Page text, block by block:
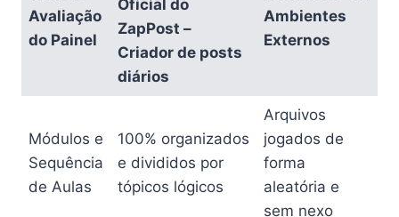
Avaliação
do Painel
Oficial do
ZapPost –
Criador de posts
diários
Ambientes
Externos
Módulos e
Sequência
de Aulas
100% organizados
e divididos por
tópicos lógicos
Arquivos
jogados de
forma
aleatória e
sem nexo